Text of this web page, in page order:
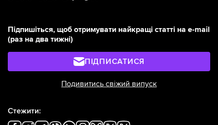
Підпишіться, щоб отримувати найкращі статті на e-mail
(раз на два тижні)
ПІДПИСАТИСЯ
Подивитись свіжий випуск
Стежити: